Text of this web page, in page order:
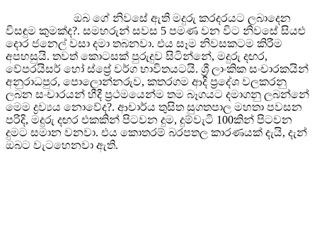
ඔබ ගේ නිවසේ ඇති මදුරු කරදරයට ලබාදෙන
විසඳුම කුමක්ද?. සමහරුන් සවස 5 පමණ වන විට නිවසේ සියළු
දොර ජනෙල් වසා දමා තබනවා. එය සෑම නිවසකටම කිරීම
අපහසුයි. තවත් කොටසක් පුරුදුව සිටින්නේ, මදුරු දඟර,
වේපරයිසර් හෝ ස්ප්‍රේ වර්ග භාවිතයටයි. ශ්‍රී ලාංකික සංචාරකයින්
අනුරාධපුර, පොලොන්නරුව, කතරගම ආදි ප්‍රදේශ වලකරනු
ලබන සංචාරයන් හීදී ප්‍රථමයෙන්ම තම බෑගයට දමාගනු ලබන්නේ
මෙම ද්‍රව්‍යය නොවේද?. ආචාර්ය තුසිත සුගතපාල මහතා පවසන
පරිදි, මදුරු දඟර එකකින් පිටවන දුම, දුම්වැටි 100කින් පිටවන
දුමට සමාන වනවා. එය කොතරම් බරපතල කාරණයක් දැයි, දැන්
ඔබට වැටහෙනවා ඇති.